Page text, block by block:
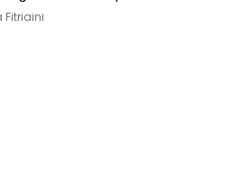
Fitriaini